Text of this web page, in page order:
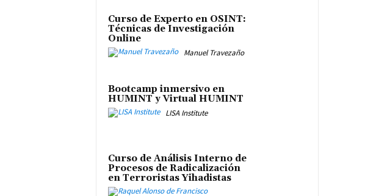
Curso de Experto en OSINT:
Técnicas de Investigación
Online
Manuel Travezaño
Bootcamp inmersivo en
HUMINT y Virtual HUMINT
LISA Institute
Curso de Análisis Interno de
Procesos de Radicalización
en Terroristas Yihadistas